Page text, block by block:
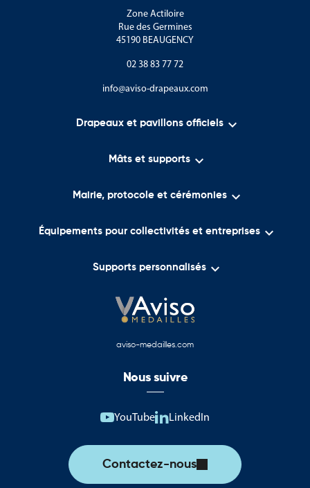
Zone Actiloire
Rue des Germines
45190 BEAUGENCY
02 38 83 77 72
info@aviso-drapeaux.com
Drapeaux et pavillons officiels 
Mâts et supports 
Mairie, protocole et cérémonies 
Équipements pour collectivités et entreprises 
Supports personnalisés 
aviso-medailles.com
Nous suivre
YouTube LinkedIn
Contactez-nous